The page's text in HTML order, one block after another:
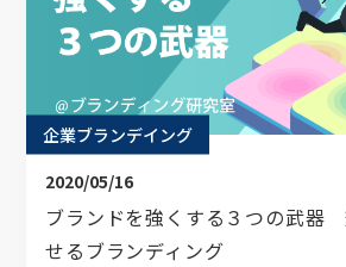
企業ブランデイング
2020/05/16
ブランドを強くする３つの武器
せるブランディング
オリジナル資料をプレゼント
企業名
お名前